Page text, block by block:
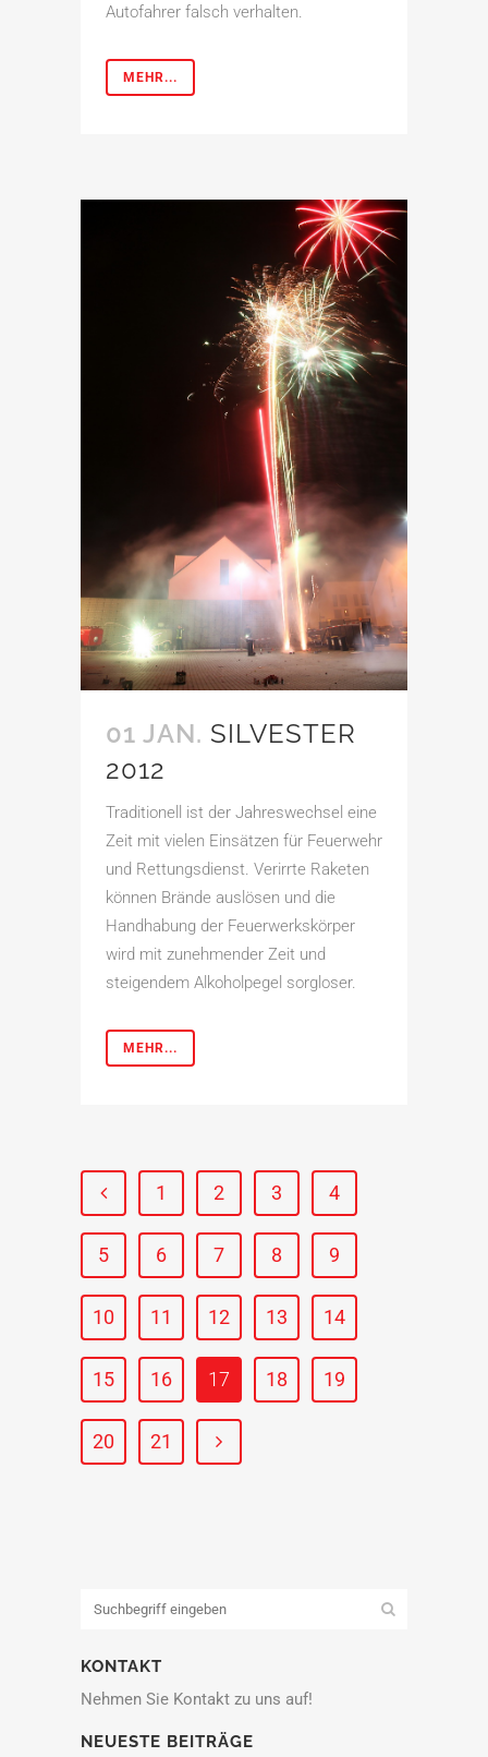
Autofahrer falsch verhalten.
MEHR...
01 JAN. SILVESTER
2012
Traditionell ist der Jahreswechsel eine
Zeit mit vielen Einsätzen für Feuerwehr
und Rettungsdienst. Verirrte Raketen
können Brände auslösen und die
Handhabung der Feuerwerkskörper
wird mit zunehmender Zeit und
steigendem Alkoholpegel sorgloser.
MEHR...
1 2 3 4
5 6 7 8 9
10 11 12 13 14
15 16 17 18 19
20 21
KONTAKT
Nehmen Sie Kontakt zu uns auf!
NEUESTE BEITRÄGE